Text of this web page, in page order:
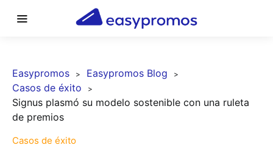
Easypromos
Easypromos Blog
Casos de éxito
Signus plasmó su modelo sostenible con una ruleta
de premios
Casos de éxito